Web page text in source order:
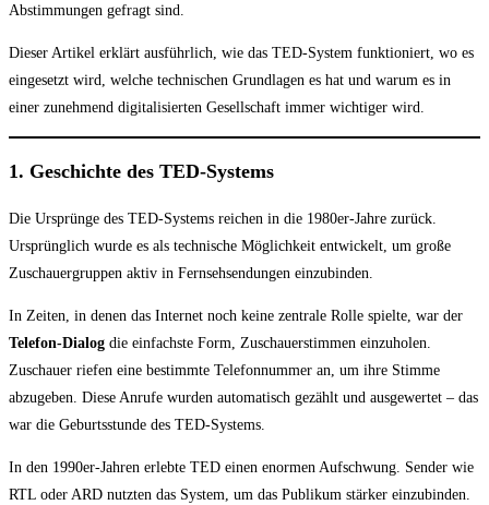
Abstimmungen gefragt sind.
Dieser Artikel erklärt ausführlich, wie das TED-System funktioniert, wo es
eingesetzt wird, welche technischen Grundlagen es hat und warum es in
einer zunehmend digitalisierten Gesellschaft immer wichtiger wird.
1. Geschichte des TED-Systems
Die Ursprünge des TED-Systems reichen in die 1980er-Jahre zurück.
Ursprünglich wurde es als technische Möglichkeit entwickelt, um große
Zuschauergruppen aktiv in Fernsehsendungen einzubinden.
In Zeiten, in denen das Internet noch keine zentrale Rolle spielte, war der
Telefon-Dialog die einfachste Form, Zuschauerstimmen einzuholen.
Zuschauer riefen eine bestimmte Telefonnummer an, um ihre Stimme
abzugeben. Diese Anrufe wurden automatisch gezählt und ausgewertet – das
war die Geburtsstunde des TED-Systems.
In den 1990er-Jahren erlebte TED einen enormen Aufschwung. Sender wie
RTL oder ARD nutzten das System, um das Publikum stärker einzubinden.